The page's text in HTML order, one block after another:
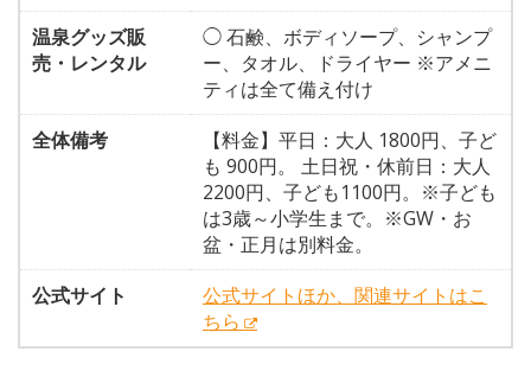
温泉グッズ販
売・レンタル
◯ 石鹸、ボディソープ、シャンプ
ー、タオル、ドライヤー ※アメニ
ティは全て備え付け
全体備考
【料金】平日：大人 1800円、子ど
も 900円。 土日祝・休前日：大人
2200円、子ども1100円。※子ども
は3歳～小学生まで。※GW・お
盆・正月は別料金。
公式サイト
公式サイトほか、関連サイトはこ
ちら